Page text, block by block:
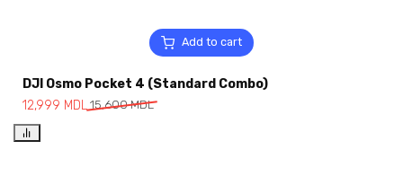
Add to cart
DJI Osmo Pocket 4 (Standard Combo)
15,600MDL
12,999 MDL